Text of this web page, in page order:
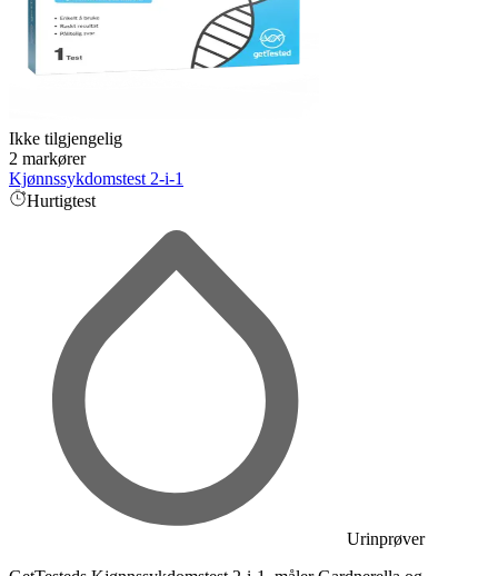
Ikke tilgjengelig
2 markører
Kjønnssykdomstest 2-i-1
Hurtigtest
Urinprøver